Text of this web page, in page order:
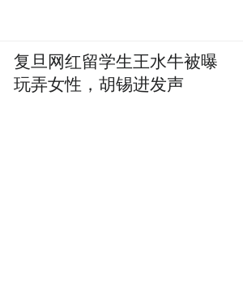
复旦网红留学生王水牛被曝
玩弄女性，胡锡进发声